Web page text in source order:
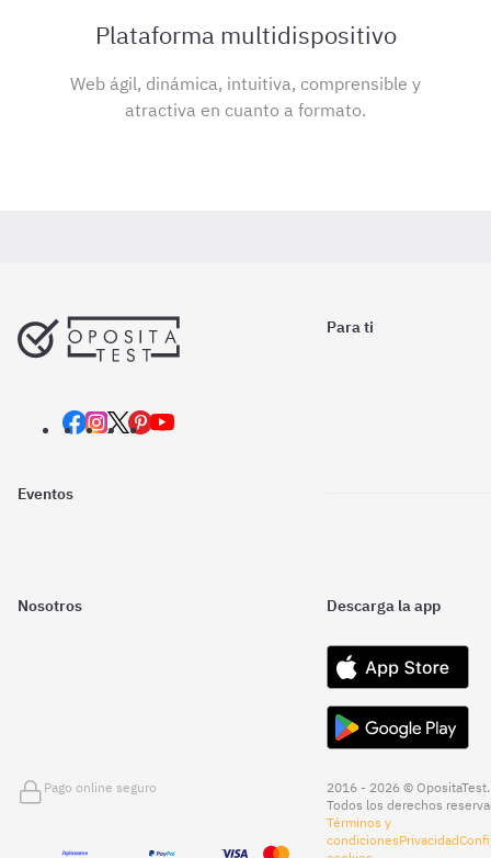
Plataforma multidispositivo
Web ágil, dinámica, intuitiva, comprensible y
atractiva en cuanto a formato.
Para ti
Eventos
Nosotros Descarga la app
Pago online seguro
2016 - 2026 © OpositaTest.
Todos los derechos
Términos y
condicionesPrivacidad